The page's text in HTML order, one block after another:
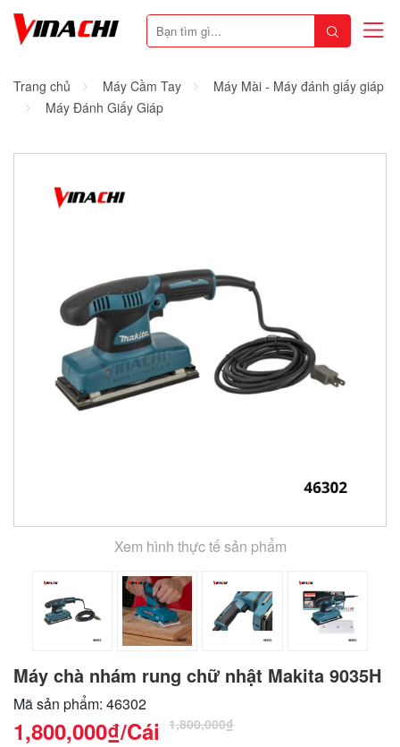
Trang chủ Máy Cầm Tay
Máy Mài - Máy đánh giấy giáp
Máy Đánh Giấy Giáp
Xem hình thực tế sản phẩm
Máy chà nhám rung chữ nhật Makita 9035H
Mã sản phẩm: 46302
1,800,000₫/Cái 1,800,000₫